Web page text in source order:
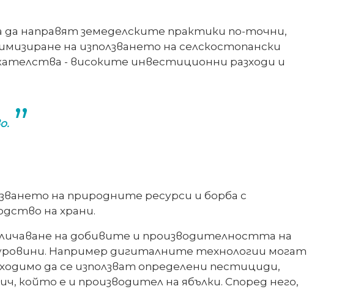
направят земеделските практики по-точни,
на използването на селскостопански
- високите инвестиционни разходи и
на природните ресурси и борба с
на храни.
на добивите и производителността на
Например дигиталните технологии могат
да се използват определени пестициди,
който е и производител на ябълки. Според него,